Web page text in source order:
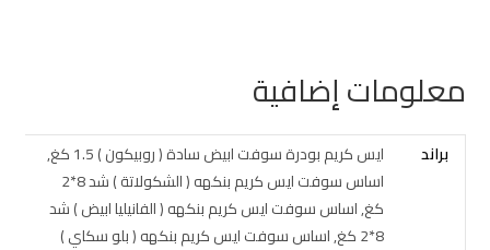
معلومات إضافية
براند
ايس كريم بودرة سوفت ابيض سادة ( روبيكون ) 1.5 كغ,
اساس سوفت ايس كريم بنكهه ( الشكولاتة ) شد 8*2
كغ, اساس سوفت ايس كريم بنكهه ( الفانيليا ابيض ) شد
8*2 كغ, اساس سوفت ايس كريم بنكهه ( بلو سكاي )